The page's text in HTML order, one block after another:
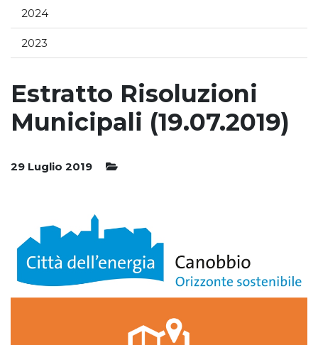
2024
2023
Estratto Risoluzioni
Municipali (19.07.2019)
29 Luglio 2019